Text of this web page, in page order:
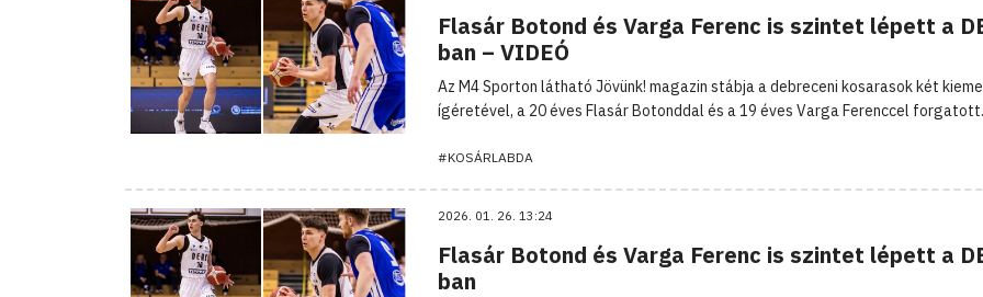
Flasár Botond és Varga Ferenc is szintet lépett a
ban – VIDEÓ
Az M4 Sporton látható Jövünk! magazin stábja a debreceni kosarasok két
ígéretével, a 20 éves Flasár Botonddal és a 19 éves Varga Ferenccel forgatott.
#KOSÁRLABDA
2026. 01. 26. 13:24
Flasár Botond és Varga Ferenc is szintet lépett a
ban